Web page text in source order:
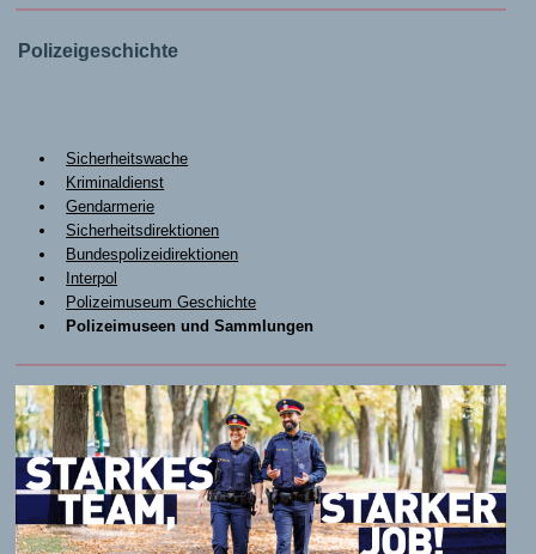
Polizeigeschichte
Sicherheitswache
Kriminaldienst
Gendarmerie
Sicherheitsdirektionen
Bundespolizeidirektionen
Interpol
Polizeimuseum Geschichte
Polizeimuseen und Sammlungen